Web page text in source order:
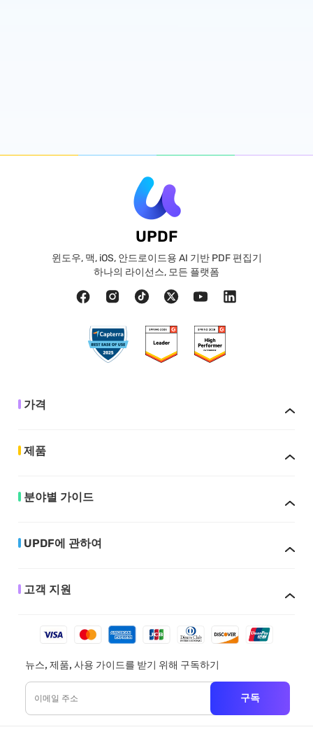
UPDF
윈도우, 맥, iOS, 안드로이드용 AI 기반 PDF 편집기
하나의 라이선스, 모든 플랫폼
가격
제품
분야별 가이드
UPDF에 관하여
고객 지원
뉴스, 제품, 사용 가이드를 받기 위해 구독하기
구독